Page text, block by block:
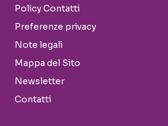
Policy Contatti
Preferenze privacy
Note legali
Mappa del Sito
Newsletter
Contatti